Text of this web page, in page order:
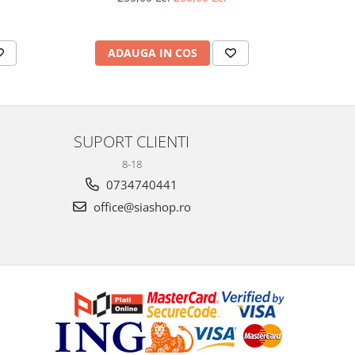
ADAUGA IN COS
SUPORT CLIENTI
8-18
0734740441
office@siashop.ro